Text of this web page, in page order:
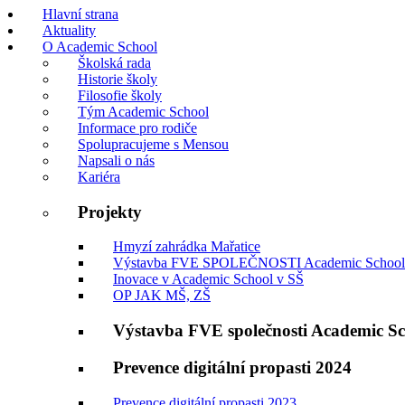
Hlavní strana
Aktuality
O Academic School
Školská rada
Historie školy
Filosofie školy
Tým Academic School
Informace pro rodiče
Spolupracujeme s Mensou
Napsali o nás
Kariéra
Projekty
Hmyzí zahrádka Mařatice
Výstavba FVE SPOLEČNOSTI Academic School
Inovace v Academic School v SŠ
OP JAK MŠ, ZŠ
Výstavba FVE společnosti Academic
Prevence digitální propasti 2024